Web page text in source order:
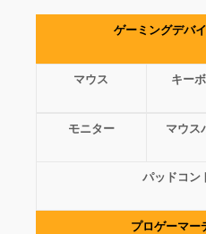
ゲーミングデバ
マウス キー
モニター マウス
パッドコン
プロゲーマー